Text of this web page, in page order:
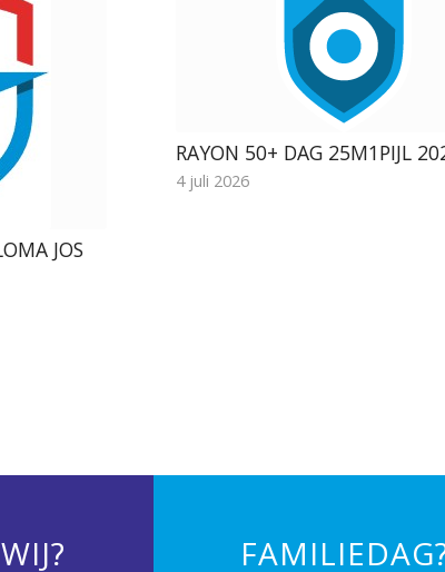
JOS
RAYON 50+ DAG 25M1PIJL
4 juli 2026